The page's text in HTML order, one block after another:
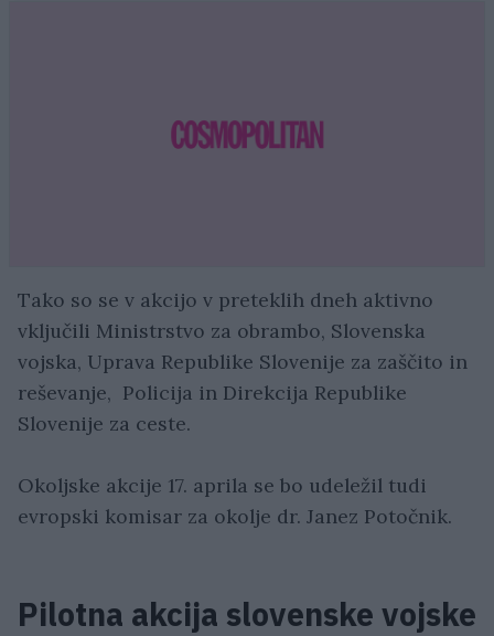
Tako so se v akcijo v preteklih dneh aktivno
vključili Ministrstvo za obrambo, Slovenska
vojska, Uprava Republike Slovenije za zaščito in
reševanje, Policija in Direkcija Republike
Slovenije za ceste.
Okoljske akcije 17. aprila se bo udeležil tudi
evropski komisar za okolje dr. Janez Potočnik.
Pilotna akcija slovenske vojske